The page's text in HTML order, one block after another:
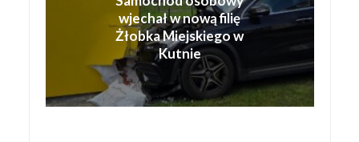
wjechał w nową filię
Żłobka Miejskiego w
Kutnie